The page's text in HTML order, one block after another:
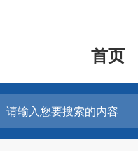
首页